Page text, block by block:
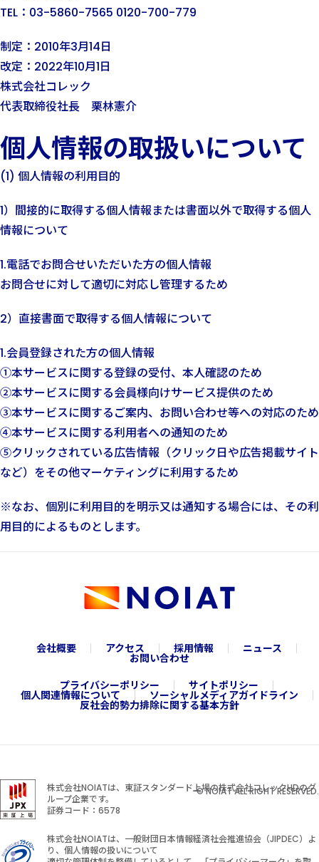
TEL：03-5860-7565 0120-700-779
制定：2010年3月14日
改定：2022年10月1日
株式会社コレック
代表取締役社長 栗林憲介
個人情報の取扱いについて
(1) 個人情報の利用目的
1）間接的に取得する個人情報または書面以外で取得する個人
情報について
1.電話でお問合せいただいた方の個人情報
お問合せに対して適切に対応し管理するため
2）直接書面で取得する個人情報について
1.会員登録された方の個人情報
①本サービスに関する登録の受付、本人確認のため
②本サービスに関する会員様向けサービス提供のため
③本サービスに関するご案内、お問い合わせ等への対応のため
④本サービスに関する利用者への通知のため
⑤クリックされている広告情報（クリック日や広告掲載サイト
など）をその他マーケティングに利用するため
※なお、個別に利用目的を明示又は通知する場合には、その利
用目的によるものとします。
会社概要 アクセス 採用情報 ニュース
お問い合わせ
プライバシーポリシー
サイトポリシー
個人関連情報について ソーシャルメディアガイドライン
反社会的勢力排除に関する基本方針
株式会社NOIATは、東証スタンダード上場の株式会社コレックHDのグ
ループ企業です。
証券コード：6578
株式会社NOIATは、一般財団日本情報経済社会推進協会（JIPDEC）よ
り、個人情報の扱いについて
© NOIAT ALL RIGHT RESERVED.